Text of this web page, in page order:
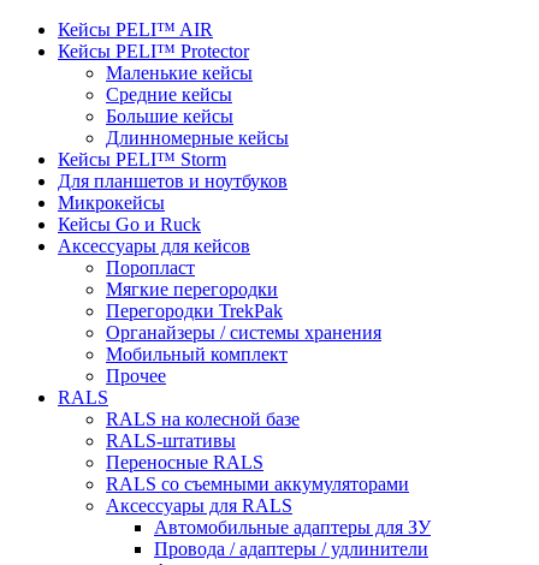
Кейсы PELI™ AIR
Кейсы PELI™ Protector
Маленькие кейсы
Средние кейсы
Большие кейсы
Длинномерные кейсы
Кейсы PELI™ Storm
Для планшетов и ноутбуков
Микрокейсы
Кейсы Go и Ruck
Аксессуары для кейсов
Поропласт
Мягкие перегородки
Перегородки TrekPak
Органайзеры / системы хранения
Мобильный комплект
Прочее
RALS
RALS на колесной базе
RALS-штативы
Переносные RALS
RALS со съемными аккумуляторами
Аксессуары для RALS
Автомобильные адаптеры для ЗУ
Провода / адаптеры / удлинители